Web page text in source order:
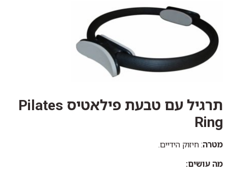
תרגיל עם טבעת פילאטיס Pilates
Ring
מטרה: חיזוק הידיים.
מה עושים: